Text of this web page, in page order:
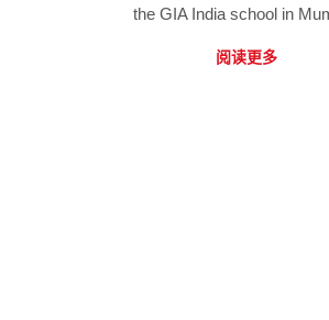
the GIA India school in
阅读更多